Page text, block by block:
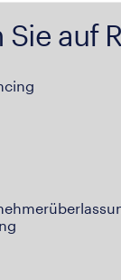
Sie auf